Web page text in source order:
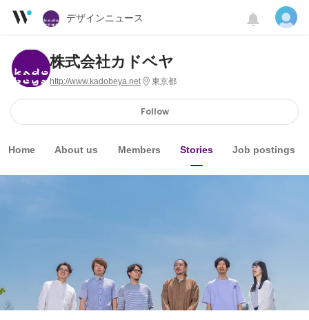
デザインニュース
株式会社カドベヤ
http://www.kadobeya.net 東京都
Follow
Home About us Members Stories Job postings